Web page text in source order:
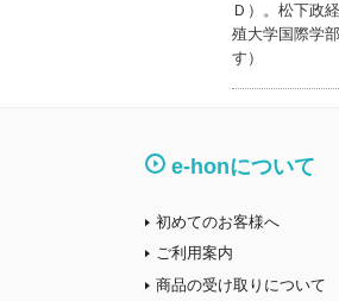
Ｄ）。松下政
殖大学国際学
す）
e-honについて
初めてのお客様へ
ご利用案内
商品の受け取りについて